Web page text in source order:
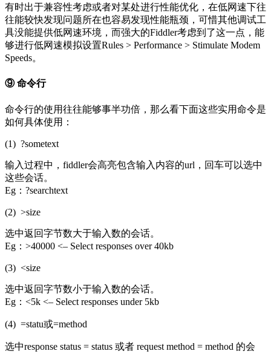
有时出于兼容性考虑或者对某处进行性能优化，在低网速下往
往能较快发现问题所在也容易发现性能瓶颈，可惜其他调试工
具没能提供低网速环境，而强大的Fiddler考虑到了这一点，能
够进行低网速模拟设置Rules > Performance > Stimulate Modem
Speeds。
⑨ 命令行
命令行的使用往往能够事半功倍，那么看下面这些实用命令是
如何具体使用：
(1) ?sometext
输入过程中，fiddler会高亮包含输入内容的url，回车可以选中
这些会话。
Eg：?searchtext
(2) >size
选中返回字节数大于输入数的会话。
Eg：>40000 <– Select responses over 40kb
(3) <size
选中返回字节数小于输入数的会话。
Eg：<5k <– Select responses under 5kb
(4) =statu或=method
选中response status = status 或者 request method = method 的会